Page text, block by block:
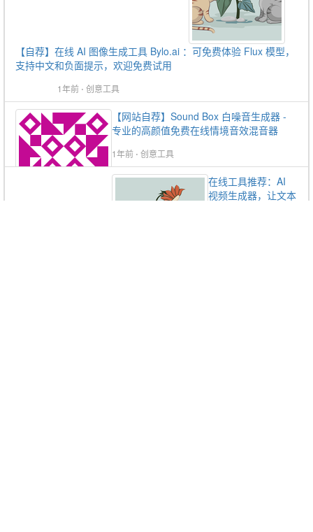
【自荐】在线 AI 图像生成工具 Bylo.ai ：可免费体验 Flux 模型，
支持中文和负面提示，欢迎免费试用
1年前 ⋅ 创意工具
【网站自荐】Sound Box 白噪音生成器 -
专业的高颜值免费在线情境音效混音器
1年前 ⋅ 创意工具
在线工具推荐：AI
视频生成器，让文本